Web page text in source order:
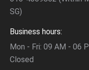
SG)
Business hours:
Mon - Fri: 09 AM - 06
Closed